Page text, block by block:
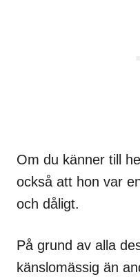
Om du känner till
också att hon var
och dåligt.
På grund av alla
känslomässig än